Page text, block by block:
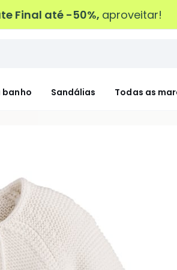
Final até -50%, aproveitar!
banho Sandálias Todas as